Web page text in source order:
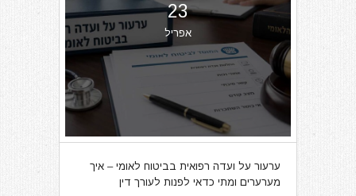
23
אפריל
ערעור על ועדה רפואית בביטוח לאומי – איך
מערערים ומתי כדאי לפנות לעורך דין